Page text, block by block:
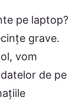
pe laptop?
grave.
vom
de pe